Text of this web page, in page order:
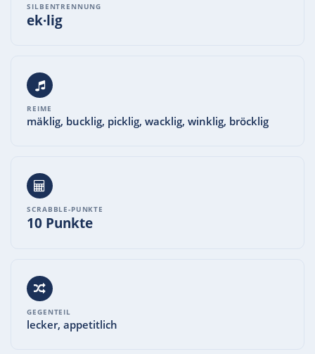
SILBENTRENNUNG
ek·lig
REIME
mäklig, bucklig, picklig, wacklig, winklig, bröcklig
SCRABBLE-PUNKTE
10 Punkte
GEGENTEIL
lecker, appetitlich